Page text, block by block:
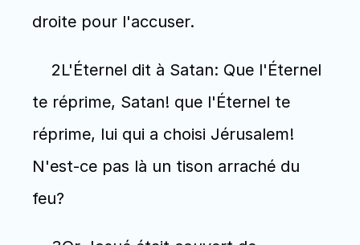
droite pour l'accuser.
te réprime, Satan! que l'Éternel te
réprime, lui qui a choisi Jérusalem!
N'est-ce pas là un tison arraché du
feu?